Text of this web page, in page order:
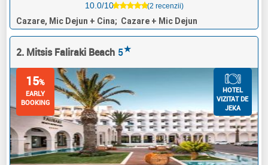
10.0/10
(2 recenzii)
Cazare, Mic Dejun + Cina; Cazare + Mic Dejun
2. Mitsis Faliraki Beach 5★
15%
EARLY
BOOKING
HOTEL
VIZITAT DE
JEKA